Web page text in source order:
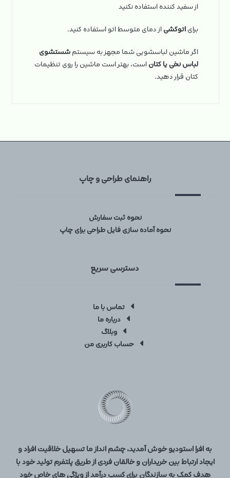
از سفید کننده استفاده نکنید
برایاتوکشیاز دمای متوسط اتو استفاده کنید.
اگر ماشین لباسشویی شما مجهز به سیستمشستشوی
لباس نخی یا کتاناست، بهتر است ماشین را روی تنظیمات
کتان قرار دهید.
راهنمای طراحی و چاپ
نحوه ثبت سفارش
نحوه آماده سازی فایل طراحی برای چاپ
دسترسی سریع
تماس با ما
درباره ما
وبلاگ
حساب کاربری من
به افرا استودیو خوش آمدید، چشم انداز ما تسهیل خلاقیت افراد و
ایجاد ارتباط بین خریداران و خالقان فردی از طریق پلتفرم تولید خود با
هدف کمک به سازندگان برای کسب درآمد از ویژگی های خاص خود